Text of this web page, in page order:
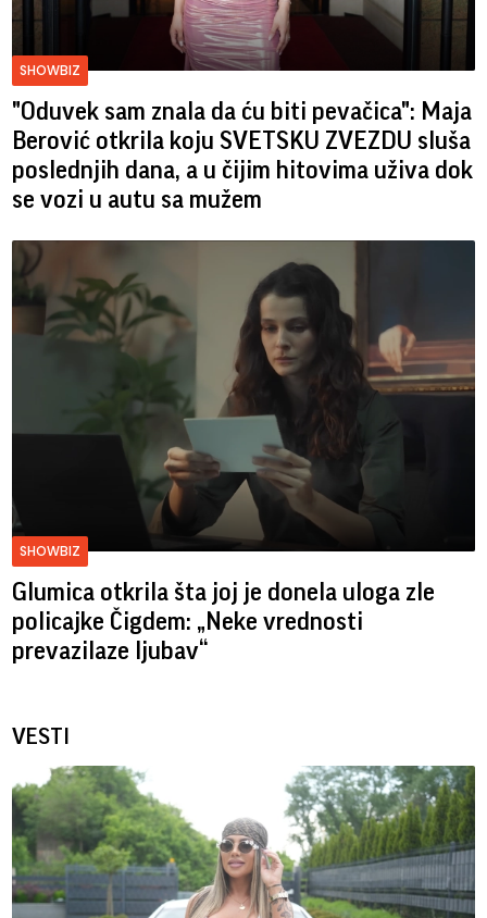
SHOWBIZ
"Oduvek sam znala da ću biti pevačica": Maja
Berović otkrila koju SVETSKU ZVEZDU sluša
poslednjih dana, a u čijim hitovima uživa dok
se vozi u autu sa mužem
SHOWBIZ
Glumica otkrila šta joj je donela uloga zle
policajke Čigdem: „Neke vrednosti
prevazilaze ljubav“
VESTI